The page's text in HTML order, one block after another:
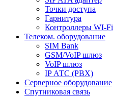
Точки доступа
Гарнитура
Контроллеры WI-Fi
Телеком. оборудование
SIM Bank
GSM/VoIP шлюз
VoIP шлюз
IP АТС (PBX)
Серверное оборудование
Спутниковая связь